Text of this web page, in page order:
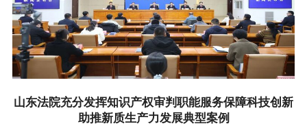
山东法院充分发挥知识产权审判职能服务保障科技创新
助推新质生产力发展典型案例